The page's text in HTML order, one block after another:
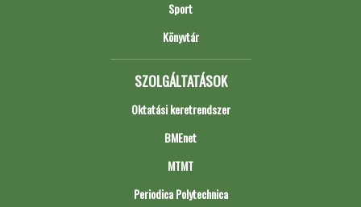
Sport
Könyvtár
SZOLGÁLTATÁSOK
Oktatási keretrendszer
BMEnet
MTMT
Periodica Polytechnica